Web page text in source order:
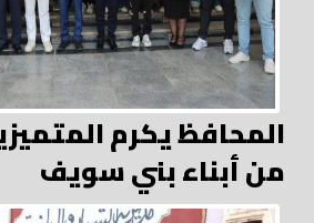
المحافظ يكرم
من أبناء بني سويف